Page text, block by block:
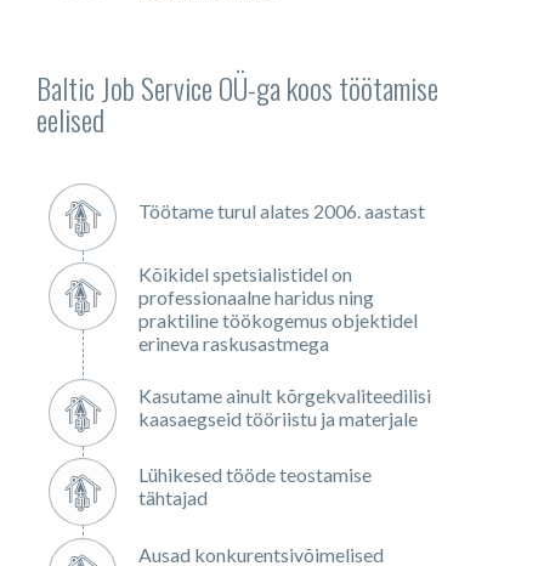
Baltic Job Service OÜ-ga koos töötamise
eelised
Töötame turul alates 2006. aastast
Kõikidel spetsialistidel on
professionaalne haridus ning
praktiline töökogemus objektidel
erineva raskusastmega
Kasutame ainult kõrgekvaliteedilisi
kaasaegseid tööriistu ja materjale
Lühikesed tööde teostamise
tähtajad
Ausad konkurentsivõimelised